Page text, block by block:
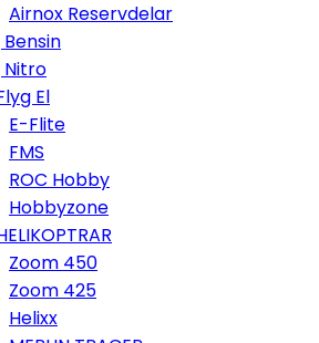
Airnox Reservdelar
Bensin
Nitro
El
E-Flite
FMS
ROC Hobby
Hobbyzone
Zoom 450
Zoom 425
Helixx